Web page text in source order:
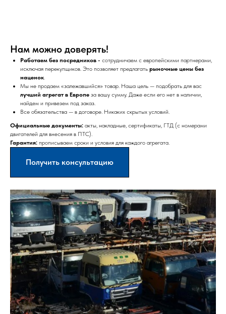
Нам можно доверять!
Работаем без посредников - сотрудничаем с европейскими партнерами,
исключая перекупщиков. Это позволяет предлагать рыночные цены без
наценок.
Мы не продаем «залежавшийся» товар. Наша цель — подобрать для вас
лучший агрегат в Европе за вашу сумму. Даже если его нет в наличии,
найдем и привезем под заказ.
Все обязательства — в договоре. Никаких скрытых условий.
Официальные документы: акты, накладные, сертификаты, ГТД (с номерами
двигателей для внесения в ПТС).
Гарантия: прописываем сроки и условия для каждого агрегата.
Получить консультацию